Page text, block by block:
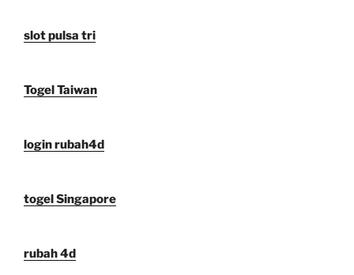
slot pulsa tri
Togel Taiwan
login rubah4d
togel Singapore
rubah 4d